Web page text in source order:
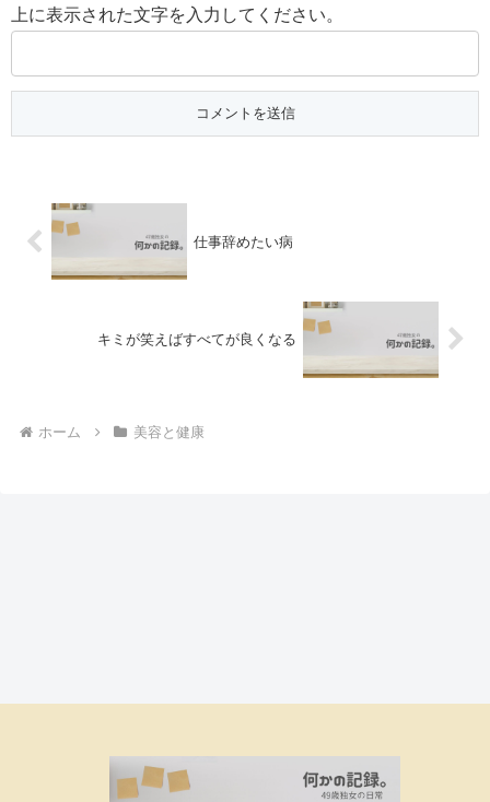
上に表示された文字を入力してください。
仕事辞めたい病
キミが笑えばすべてが良くなる
ホーム 美容と健康